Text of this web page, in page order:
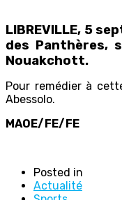
LIBREVILLE, 5
des Panthères,
Nouakchott.
Pour remédier à
Abessolo.
MAOE/FE/FE
Posted in
Actualité